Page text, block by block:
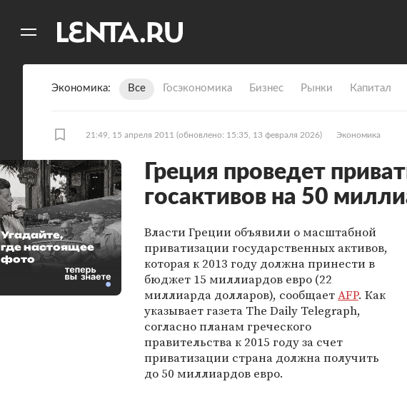
Экономика Все Госэкономика Бизнес Рынки Капитал
21:49, 15 апреля 2011 (обновлено: 15:35, 13 февраля 2026) Экономика
Греция проведет
госактивов на 50
Власти Греции объявили о масштабной
приватизации государственных активов,
которая к 2013 году должна принести в
бюджет 15 миллиардов евро (22
миллиарда долларов), сообщаетAFP. Как
указывает газета The Daily Telegraph,
согласно планам греческого
правительства к 2015 году за счет
приватизации страна должна получить
до 50 миллиардов евро.
Угадайте,
где настоящее
фото